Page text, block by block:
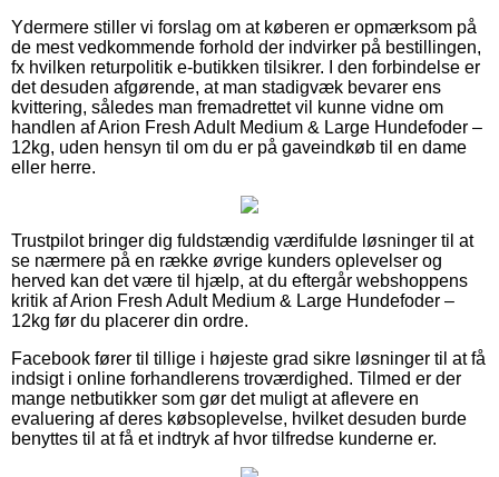
Ydermere stiller vi forslag om at køberen er opmærksom på
de mest vedkommende forhold der indvirker på bestillingen,
fx hvilken returpolitik e-butikken tilsikrer. I den forbindelse er
det desuden afgørende, at man stadigvæk bevarer ens
kvittering, således man fremadrettet vil kunne vidne om
handlen af Arion Fresh Adult Medium & Large Hundefoder –
12kg, uden hensyn til om du er på gaveindkøb til en dame
eller herre.
Trustpilot bringer dig fuldstændig værdifulde løsninger til at
se nærmere på en række øvrige kunders oplevelser og
herved kan det være til hjælp, at du eftergår webshoppens
kritik af Arion Fresh Adult Medium & Large Hundefoder –
12kg før du placerer din ordre.
Facebook fører til tillige i højeste grad sikre løsninger til at få
indsigt i online forhandlerens troværdighed. Tilmed er der
mange netbutikker som gør det muligt at aflevere en
evaluering af deres købsoplevelse, hvilket desuden burde
benyttes til at få et indtryk af hvor tilfredse kunderne er.